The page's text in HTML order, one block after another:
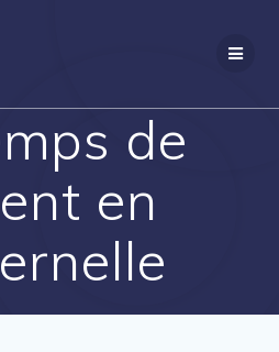
de
en